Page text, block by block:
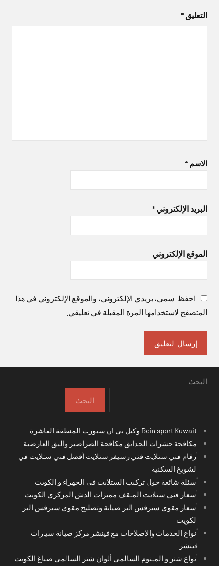
التعليق *
الاسم *
البريد الإلكتروني *
الموقع الإلكتروني
احفظ اسمي، بريدي الإلكتروني، والموقع الإلكتروني في هذا
المتصفح لاستخدامها المرة المقبلة في تعليقي.
البحث
البحث
مكافحة حشرات الحدائق مكافحة الصراصير والبق العارضية
أرقام فني ستلايت فني رسيفر ستلايت أفضل فني ستلايت في
الشويخ السكنية
أسئلة شائعة حول تركيب الستلايت في الجهراء و الكويت
أسعار فني ستلايت المنقف مميزات الدش المركزي الكويت
أسعار مقوي سيرفس البر صيانة وتصليح مقوي سيرفس البر
الكويت
أنواع الخدمات والإصلاحات مع فينشر مركز صيانة سيارات
فينشر
أنواع شتر و المينوم السالمي ألوان شتر السالمي صباغ الكويت